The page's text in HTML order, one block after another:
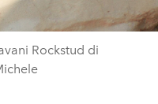
Rockstud di